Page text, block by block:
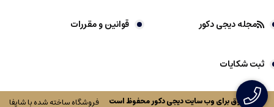
مجله دیجی دکور قوانین و مقررات
ثبت شکایات
کلیه حقوق برای وب سایتدیجی دکورمحفوظ است فروشگاه ساخته شده با شاپفا